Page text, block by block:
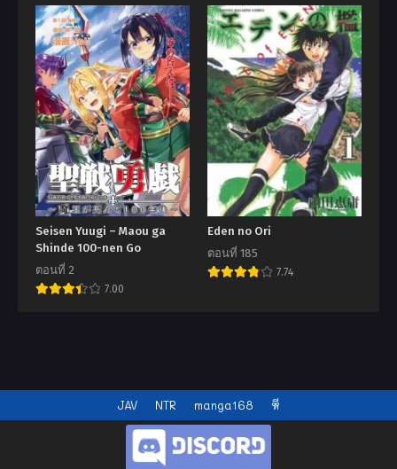
Kanyuusuru Hame ni Naru
Seisen Yuugi – Maou ga
Shinde 100-nen Go
ตอนที่ 2
7.00
Eden no Ori
ตอนที่ 185
7.74
JAV NTR manga168 หี